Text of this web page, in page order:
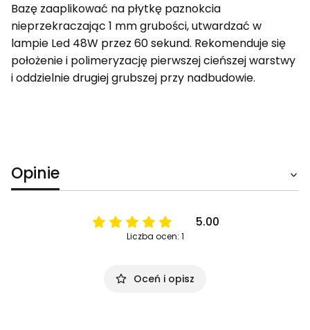
Bazę zaaplikować na płytkę paznokcia
nieprzekraczając 1 mm grubości, utwardzać w
lampie Led 48W przez 60 sekund. Rekomenduje się
położenie i polimeryzację pierwszej cieńszej warstwy
i oddzielnie drugiej grubszej przy nadbudowie.
Opinie
5.00
Liczba ocen: 1
Oceń i opisz